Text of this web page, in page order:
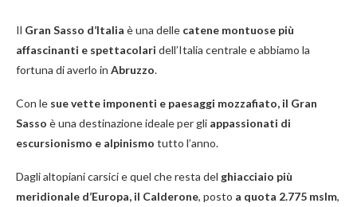
Il Gran Sasso d’Italia è una delle catene montuose più
affascinanti e spettacolari dell’Italia centrale e abbiamo la
fortuna di averlo in Abruzzo.
Con le sue vette imponenti e paesaggi mozzafiato, il Gran
Sasso è una destinazione ideale per gli appassionati di
escursionismo e alpinismo tutto l’anno.
Dagli altopiani carsici e quel che resta del ghiacciaio più
meridionale d’Europa, il Calderone, posto a quota 2.775 mslm,